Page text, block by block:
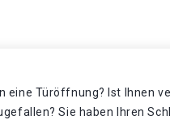
eine Türöffnung? Ist Ihnen
Sie haben Ihren